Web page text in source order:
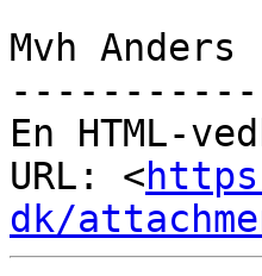
Mvh Anders
En HTML-
URL: <
dk/